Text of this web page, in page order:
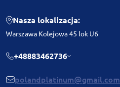
Nasza lokalizacja:
Warszawa Kolejowa 45 lok U6
+48883462736
polandplatinum@gmail.com